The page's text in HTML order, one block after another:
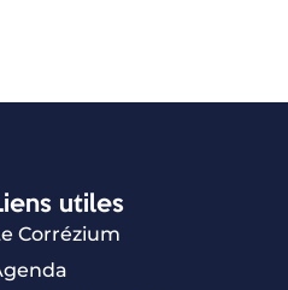
utiles
Corrézium